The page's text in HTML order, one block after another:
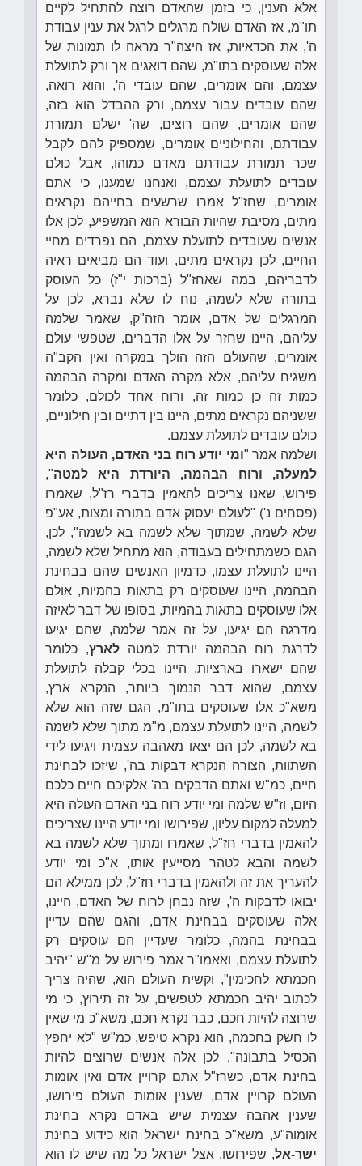
אלא הענין, כי בזמן שהאדם רוצה להתחיל לקיים
תו"מ, אז האדם שולח מרגלים לרגל את ענין עבודת
ה', את הכדאיות, אז היצה"ר מראה לו תמונות של
אלה שעוסקים בתו"מ, שהם דואגים אך ורק לתועלת
עצמם, והם אומרים, שהם עובדי ה', והוא רואה,
שהם עובדים עבור עצמם, ורק ההבדל הוא בזה,
שהם אומרים, שהם רוצים, שה' ישלם תמורת
עבודתם, והחילוניים אומרים, שמספיק להם לקבל
שכר תמורת עבודתם מאדם כמוהו, אבל כולם
עובדים לתועלת עצמם, ואנחנו שמענו, כי אתם
אומרים, שחז"ל אמרו שרשעים בחייהם נקראים
מתים, מסיבת שהיות הבורא הוא המשפיע, לכן אלו
אנשים שעובדים לתועלת עצמם, הם נפרדים מחיי
החיים, לכן נקראים מתים, ועוד הם מביאים ראיה
לדבריהם, במה שאחז"ל (ברכות י"ז) כל העוסק
בתורה שלא לשמה, נוח לו שלא נברא, לכן על
המרגלים של אדם, אומר הזה"ק, שאמר שלמה
עליהם, היינו שחזר על אלו הדברים, שטפשי עולם
אומרים, שהעולם הזה הולך במקרה ואין הקב"ה
משגיח עליהם, אלא מקרה האדם ומקרה הבהמה
כמות זה כן כמות זה, ורוח אחד לכולם, כלומר
ששניהם נקראים מתים, היינו בין דתיים ובין חילוניים,
כולם עובדים לתועלת עצמם.
ושלמה אמר "ומי יודע רוח בני האדם, העולה היא
למעלה, ורוח הבהמה, היורדת היא למטה",
פירוש, שאנו צריכים להאמין בדברי רז"ל, שאמרו
(פסחים נ') "לעולם יעסוק אדם בתורה ומצות, אע"פ
שלא לשמה, שמתוך שלא לשמה בא לשמה", לכן,
הגם כשמתחילים בעבודה, הוא מתחיל שלא לשמה,
היינו לתועלת עצמו, כדמיון האנשים שהם בבחינת
הבהמה, היינו שעוסקים רק בתאות בהמיות, אולם
אלו שעוסקים בתאות בהמיות, בסופו של דבר לאיזה
מדרגה הם יגיעו, על זה אמר שלמה, שהם יגיעו
לדרגת רוח הבהמה יורדת למטה לארץ, כלומר
שהם ישארו בארציות, היינו בכלי קבלה לתועלת
עצמם, שהוא דבר הנמוך ביותר, הנקרא ארץ,
משא"כ אלו שעוסקים בתו"מ, הגם שזה הוא שלא
לשמה, היינו לתועלת עצמם, מ"מ מתוך שלא לשמה
בא לשמה, לכן הם יצאו מאהבה עצמית ויגיעו לידי
השתוות, הצורה הנקרא דבקות בה', שיזכו לבחינת
חיים, כמ"ש ואתם הדבקים בה' אלקיכם חיים כלכם
היום, וז"ש שלמה ומי יודע רוח בני האדם העולה היא
למעלה למקום עליון, שפירושו ומי יודע היינו שצריכים
להאמין בדברי חז"ל, שאמרו ומתוך שלא לשמה בא
לשמה והבא לטהר מסייעין אותו, א"כ ומי יודע
להעריך את זה ולהאמין בדברי חז"ל, לכן ממילא הם
יבואו לדבקות ה', שזה נבחן לרוח של האדם, היינו,
אלה שעוסקים בבחינת אדם, והגם שהם עדיין
בבחינת בהמה, כלומר שעדיין הם עוסקים רק
לתועלת עצמם, ואאמו"ר אמר פירוש על מ"ש "יהיב
חכמתא לחכימין", וקשית העולם הוא, שהיה צריך
לכתוב יהיב חכמתא לטפשים, על זה תירוץ, כי מי
שרוצה להיות חכם, כבר נקרא חכם, משא"כ מי שאין
לו חשק בחכמה, הוא נקרא טיפש, כמ"ש "לא יחפץ
הכסיל בתבונה", לכן אלה אנשים שרוצים להיות
בחינת אדם, כשרז"ל אתם קרויין אדם ואין אומות
העולם קרויין אדם, שענין אומות העולם פירושו,
שענין אהבה עצמית שיש באדם נקרא בחינת
אומוה"ע, משא"כ בחינת ישראל הוא כידוע בחינת
ישר-אל, שפירושו, אצל ישראל כל מה שיש לו הוא